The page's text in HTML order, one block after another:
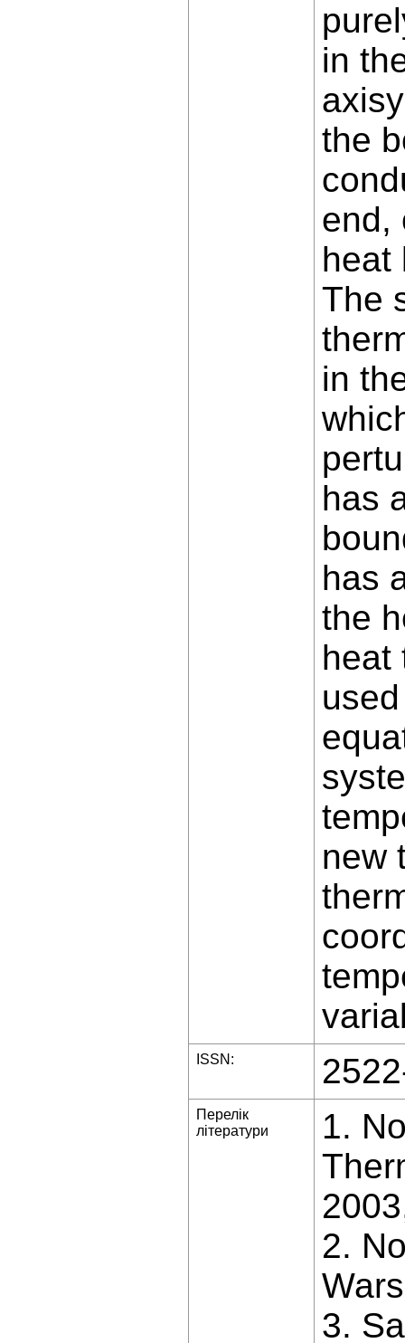
in
the
end,
heat
The
in
has
has
the
heat
new
ISSN:
Перелік
літератури
1.
2.
3.